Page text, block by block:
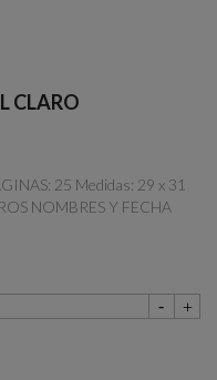
CLARO
25 Medidas: 29 x 31
NOMBRES Y FECHA